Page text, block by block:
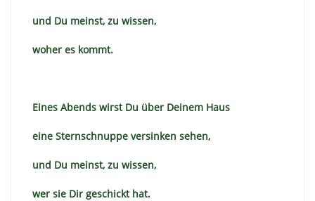
und Du meinst, zu wissen,
woher es kommt.
Eines Abends wirst Du über Deinem Haus
eine Sternschnuppe versinken sehen,
und Du meinst, zu wissen,
wer sie Dir geschickt hat.